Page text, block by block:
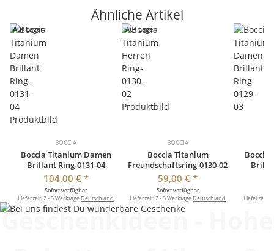
Ähnliche Artikel
Auf Lager
BOCCIA
Boccia Titanium Damen
Brillant Ring-0131-04
104,00 € *
Sofort verfügbar
Lieferzeit:2 - 3 Werktage Deutschland
Auf Lager
BOCCIA
Boccia Titanium
Freundschaftsring-0130-02
59,00 €*
Sofort verfügbar
Lieferzeit:2 - 3 Werktage Deutschland
Boccia
Lieferzeit:
Geschenkideen - Hohe